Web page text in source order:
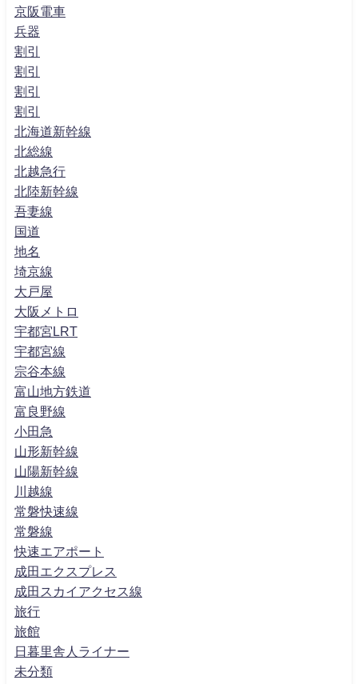
京阪電車
兵器
割引
割引
割引
割引
北海道新幹線
北総線
北越急行
北陸新幹線
吾妻線
国道
地名
埼京線
大戸屋
大阪メトロ
宇都宮LRT
宇都宮線
宗谷本線
富山地方鉄道
富良野線
小田急
山形新幹線
山陽新幹線
川越線
常磐快速線
常磐線
快速エアポート
成田エクスプレス
成田スカイアクセス線
旅行
旅館
日暮里舎人ライナー
未分類